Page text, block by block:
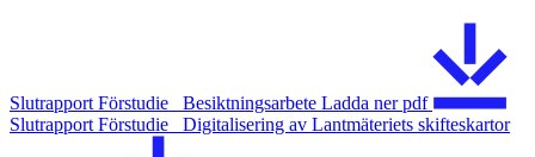
Slutrapport Förstudie_ Besiktningsarbete Ladda nerpdf
Slutrapport Förstudie_ Digitalisering av Lantmäteriets skifteskartor